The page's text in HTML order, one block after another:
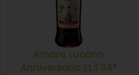
Amaro Lucano
Anniversario Lt.1 34°